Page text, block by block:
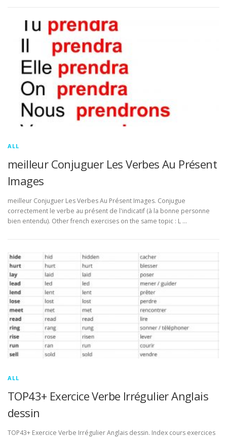
ALL
meilleur Conjuguer Les Verbes Au Présent
Images
meilleur Conjuguer Les Verbes Au Présent Images. Conjugue
correctement le verbe au présent de l'indicatif (à la bonne personne
bien entendu). Other french exercises on the same topic : L …
ALL
TOP43+ Exercice Verbe Irrégulier Anglais
dessin
TOP43+ Exercice Verbe Irrégulier Anglais dessin. Index cours exercices